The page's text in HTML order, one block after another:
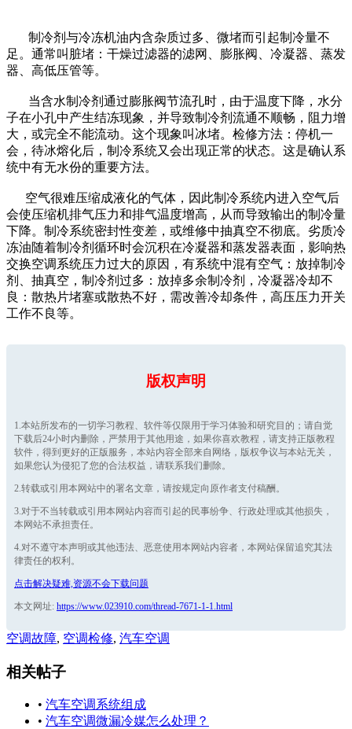
制冷剂与冷冻机油内含杂质过多、微堵而引起制冷量不
足。通常叫脏堵：干燥过滤器的滤网、膨胀阀、冷凝器、蒸发
器、高低压管等。
当含水制冷剂通过膨胀阀节流孔时，由于温度下降，水分
子在小孔中产生结冻现象，并导致制冷剂流通不顺畅，阻力增
大，或完全不能流动。这个现象叫冰堵。检修方法：停机一
会，待冰熔化后，制冷系统又会出现正常的状态。这是确认系
统中有无水份的重要方法。
空气很难压缩成液化的气体，因此制冷系统内进入空气后
会使压缩机排气压力和排气温度增高，从而导致输出的制冷量
下降。制冷系统密封性变差，或维修中抽真空不彻底。劣质冷
冻油随着制冷剂循环时会沉积在冷凝器和蒸发器表面，影响热
交换空调系统压力过大的原因，有系统中混有空气：放掉制冷
剂、抽真空，制冷剂过多：放掉多余制冷剂，冷凝器冷却不
良：散热片堵塞或散热不好，需改善冷却条件，高压压力开关
工作不良等。
版权声明
1.本站所发布的一切学习教程、软件等仅限用于学习体验和研究目的；请自觉
下载后24小时内删除，严禁用于其他用途，如果你喜欢教程，请支持正版教程
软件，得到更好的正版服务，本站内容全部来自网络，版权争议与本站无关，
如果您认为侵犯了您的合法权益，请联系我们删除。
2.转载或引用本网站中的署名文章，请按规定向原作者支付稿酬。
3.对于不当转载或引用本网站内容而引起的民事纷争、行政处理或其他损失，
本网站不承担责任。
4.对不遵守本声明或其他违法、恶意使用本网站内容者，本网站保留追究其法
律责任的权利。
点击解决疑难,资源不会下载问题
本文网址: https://www.023910.com/thread-7671-1-1.html
空调故障, 空调检修, 汽车空调
相关帖子
• 汽车空调系统组成
• 汽车空调微漏冷媒怎么处理？